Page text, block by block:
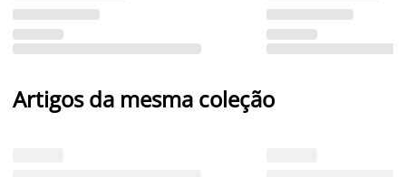
Artigos da mesma coleção